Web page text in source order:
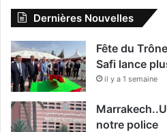
Dernières Nouvelles
Fête du
Safi lance
il y a 1 semaine
notre police